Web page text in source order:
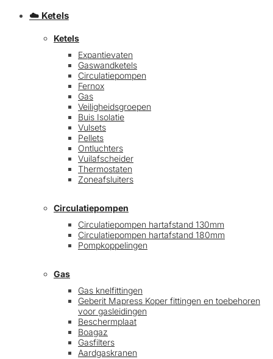
☁️ Ketels
Ketels
Expantievaten
Gaswandketels
Circulatiepompen
Fernox
Gas
Veiligheidsgroepen
Buis Isolatie
Vulsets
Pellets
Ontluchters
Vuilafscheider
Thermostaten
Zoneafsluiters
Circulatiepompen
Circulatiepompen hartafstand 130mm
Circulatiepompen hartafstand 180mm
Pompkoppelingen
Gas
Gas knelfittingen
Geberit Mapress Koper fittingen en toebehoren
voor gasleidingen
Beschermplaat
Boagaz
Gasfilters
Aardgaskranen